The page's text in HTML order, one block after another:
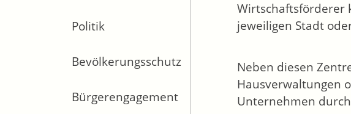
Politik
Bevölkerungsschutz
Bürgerengagement
Wirtschaftsförderer
jeweiligen Stadt
Neben diesen
Hausverwaltungen
Unternehmen